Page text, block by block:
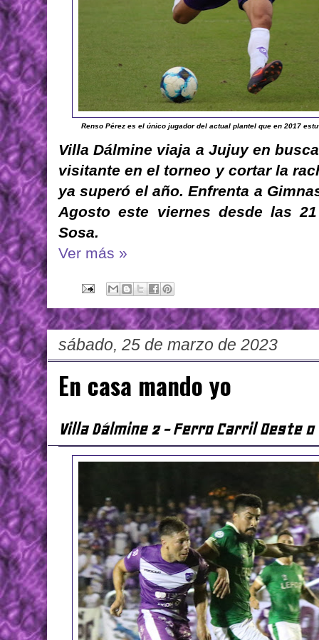
Renso Pérez es el único jugador del actual plantel que en 2017
Villa Dálmine viaja a Jujuy en
visitante en el torneo y cortar la
ya superó el año. Enfrenta a
Agosto este viernes desde las
Sosa.
Ver más »
sábado, 25 de marzo de 2023
En casa mando yo
Villa Dálmine 2 - Ferro Carril Oeste 0